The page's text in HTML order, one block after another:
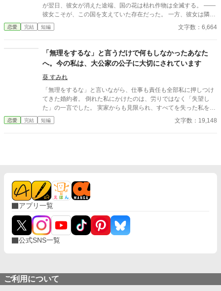
が翌日、彼女が消えた途端、国の花は枯れ作物は全滅する。 ――
彼女こそが、この国を支えていた存在だった。 一方、彼女は隣国
で“氷の将軍”に溺愛されていた。 手遅れになってから縋る王子と
滅びゆく国をよそに、彼女は初めての恋を知る。
恋愛 完結 短編 文字数：6,664
「無理をするな」と言うだけで何もしなかったあなた
へ。今の私は、大公家の公子に大切にされています
葵 すみれ
「無理をするな」と言いながら、仕事も責任も全部私に押しつけ
てきた婚約者。 倒れた私にかけたのは、労りではなく「失望し
た」の一言でした。 実家からも見限られ、すべてを失った私を拾
い上げてくれたのは、黙って手を差し伸べてくれた、黒髪の騎士
── 実は、大公家の第三公子でした。 もう言葉だけの優しさはい
恋愛 完結 短編 文字数：19,148
アプリ一覧
公式SNS一覧
ご利用について